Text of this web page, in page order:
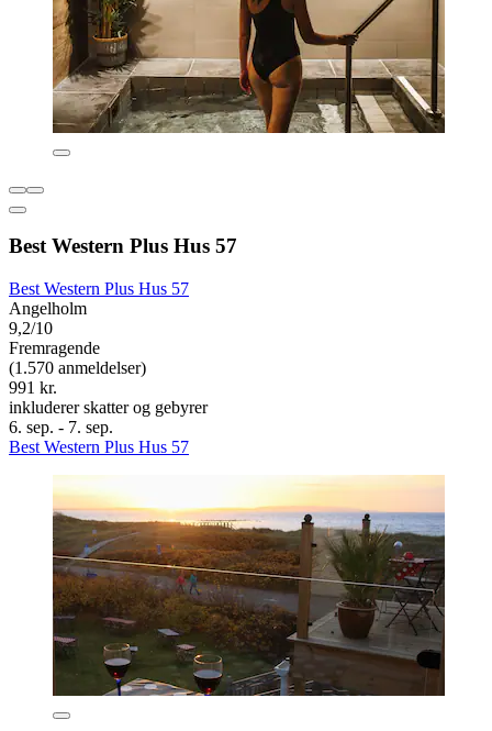
Best Western Plus Hus 57
Best Western Plus Hus 57
Angelholm
9,2/10
Fremragende
(1.570 anmeldelser)
991 kr.
inkluderer skatter og gebyrer
6. sep. - 7. sep.
Best Western Plus Hus 57